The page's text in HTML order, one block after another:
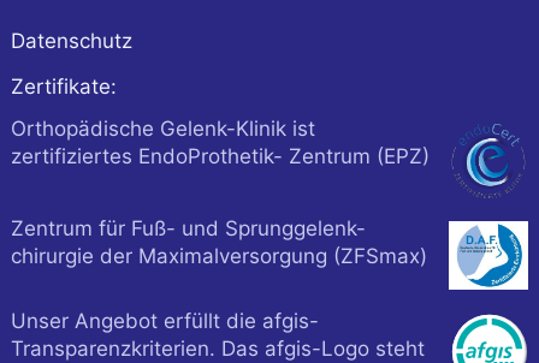
Datenschutz
Zertifikate:
Orthopädische Gelenk-Klinik ist
zertifiziertes EndoProthetik- Zentrum (EPZ)
Zentrum für Fuß- und Sprunggelenk-
chirurgie der Maximalversorgung (ZFSmax)
Unser Angebot erfüllt die afgis-
Transparenzkriterien. Das afgis-Logo steht